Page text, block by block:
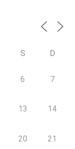
S D
6 7
13 14
20 21